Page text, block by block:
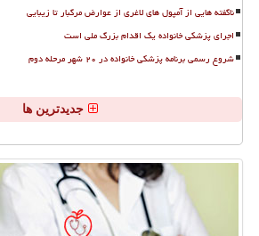
ناگفته هایی از آمپول های لاغری از عوارض مرگبار تا زیبایی
اجرای پزشکی خانواده یک اقدام بزرگ ملی است
شروع رسمی برنامه پزشکی خانواده در ۲۰ شهر مرحله دوم
جدیدترین ها